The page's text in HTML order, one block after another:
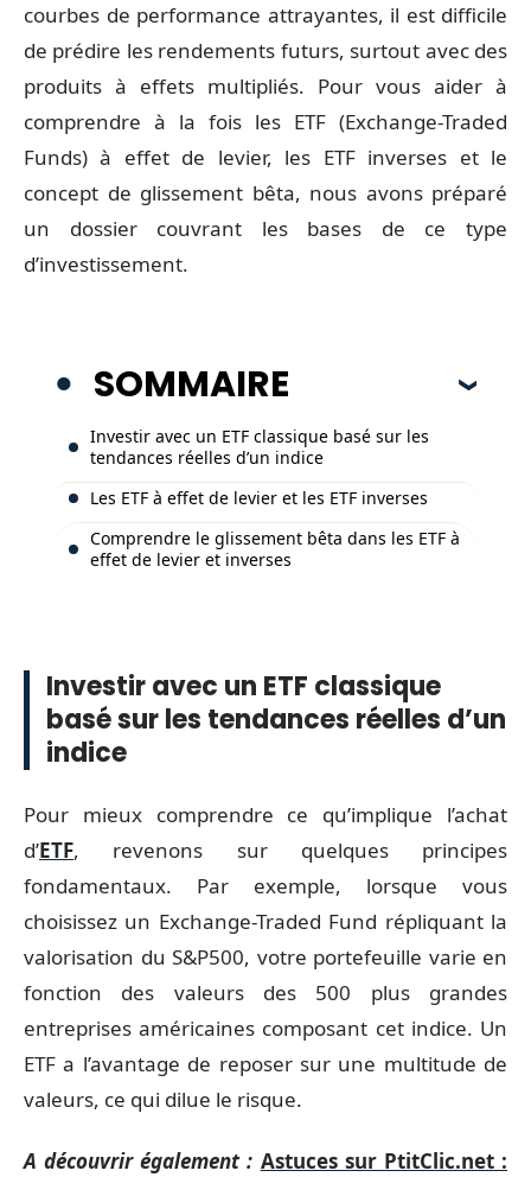
courbes de performance attrayantes, il est difficile
de prédire les rendements futurs, surtout avec des
produits à effets multipliés. Pour vous aider à
comprendre à la fois les ETF (Exchange-Traded
Funds) à effet de levier, les ETF inverses et le
concept de glissement bêta, nous avons préparé
un dossier couvrant les bases de ce type
d’investissement.
SOMMAIRE
Investir avec un ETF classique basé sur les
tendances réelles d’un indice
Les ETF à effet de levier et les ETF inverses
Comprendre le glissement bêta dans les ETF à
effet de levier et inverses
Investir avec un ETF classique
basé sur les tendances réelles d’un
indice
Pour mieux comprendre ce qu’implique l’achat
d’ETF, revenons sur quelques principes
fondamentaux. Par exemple, lorsque vous
choisissez un Exchange-Traded Fund répliquant la
valorisation du S&P500, votre portefeuille varie en
fonction des valeurs des 500 plus grandes
entreprises américaines composant cet indice. Un
ETF a l’avantage de reposer sur une multitude de
valeurs, ce qui dilue le risque.
A découvrir également : Astuces sur PtitClic.net :